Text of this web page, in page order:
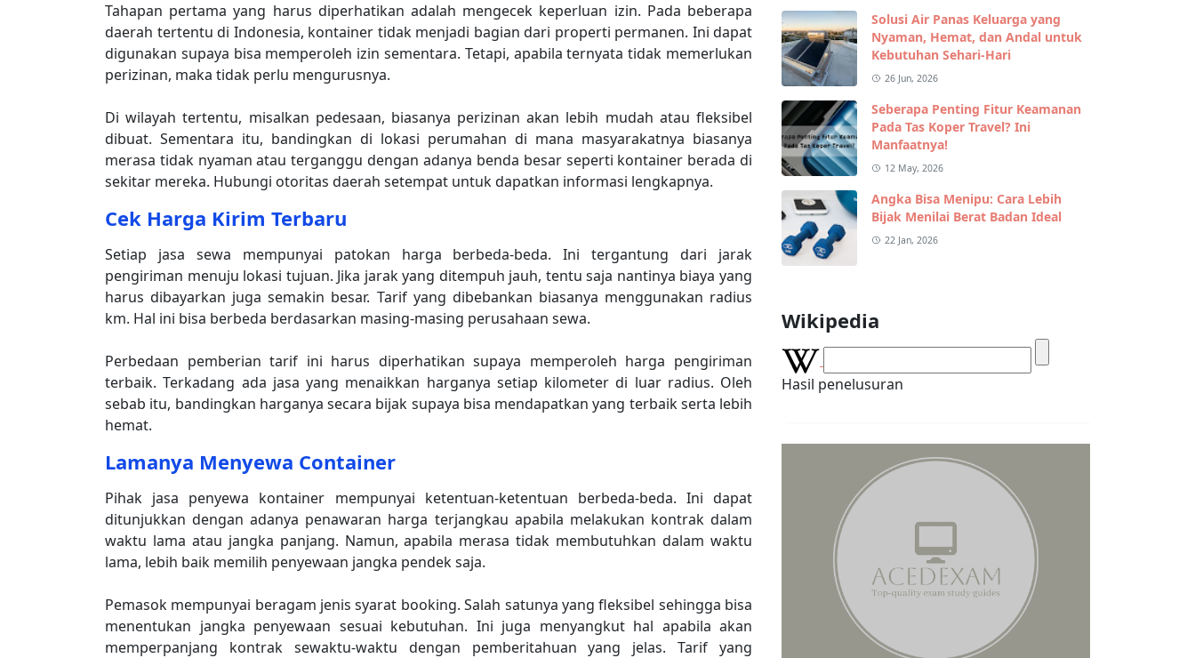
Tahapan pertama yang harus diperhatikan adalah mengecek keperluan izin. Pada beberapa
daerah tertentu di Indonesia, kontainer tidak menjadi bagian dari properti permanen. Ini dapat
digunakan supaya bisa memperoleh izin sementara. Tetapi, apabila ternyata tidak memerlukan
perizinan, maka tidak perlu mengurusnya.
Di wilayah tertentu, misalkan pedesaan, biasanya perizinan akan lebih mudah atau fleksibel
dibuat. Sementara itu, bandingkan di lokasi perumahan di mana masyarakatnya biasanya
merasa tidak nyaman atau terganggu dengan adanya benda besar seperti kontainer berada di
sekitar mereka. Hubungi otoritas daerah setempat untuk dapatkan informasi lengkapnya.
Cek Harga Kirim Terbaru
Setiap jasa sewa mempunyai patokan harga berbeda-beda. Ini tergantung dari jarak
pengiriman menuju lokasi tujuan. Jika jarak yang ditempuh jauh, tentu saja nantinya biaya yang
harus dibayarkan juga semakin besar. Tarif yang dibebankan biasanya menggunakan radius
km. Hal ini bisa berbeda berdasarkan masing-masing perusahaan sewa.
Perbedaan pemberian tarif ini harus diperhatikan supaya memperoleh harga pengiriman
terbaik. Terkadang ada jasa yang menaikkan harganya setiap kilometer di luar radius. Oleh
sebab itu, bandingkan harganya secara bijak supaya bisa mendapatkan yang terbaik serta lebih
hemat.
Lamanya Menyewa Container
Pihak jasa penyewa kontainer mempunyai ketentuan-ketentuan berbeda-beda. Ini dapat
ditunjukkan dengan adanya penawaran harga terjangkau apabila melakukan kontrak dalam
waktu lama atau jangka panjang. Namun, apabila merasa tidak membutuhkan dalam waktu
lama, lebih baik memilih penyewaan jangka pendek saja.
Pemasok mempunyai beragam jenis syarat booking. Salah satunya yang fleksibel sehingga bisa
menentukan jangka penyewaan sesuai kebutuhan. Ini juga menyangkut hal apabila akan
memperpanjang kontrak sewaktu-waktu dengan pemberitahuan yang jelas. Tarif yang
Solusi Air Panas Keluarga yang
Nyaman, Hemat, dan Andal untuk
Kebutuhan Sehari-Hari
26 Jun, 2026
Seberapa Penting Fitur Keamanan
Pada Tas Koper Travel? Ini
Manfaatnya!
12 May, 2026
Angka Bisa Menipu: Cara Lebih
Bijak Menilai Berat Badan Ideal
22 Jan, 2026
Wikipedia
Hasil penelusuran